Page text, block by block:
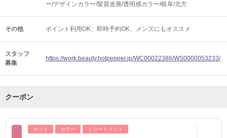
ー/デザインカラー/髪質改善/透明感カラー/岐阜/北方
その他 ポイント利用OK 即時予約OK メンズにもオススメ
スタッフ
募集
https://work.beauty.hotpepper.jp/WC00022386/WS0000053233/
クーポン
カット カラー トリートメント